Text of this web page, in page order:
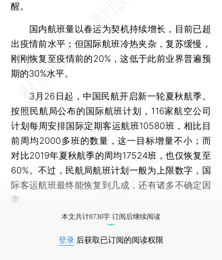
醒。
国内航班量以春运为契机持续增长，目前已超
出疫情前水平；但国际航班冷热夹杂，复苏缓慢，
刚刚恢复至疫情前的20%，这低于此前业界普遍预
期的30%水平。
3月26日起，中国民航开启新一轮夏秋航季。
按照民航局公布的国际航班计划，116家航空公司
计划每周安排国际定期客运航班10580班，相比目
前周均2000多班的数量，这一目标增量不小；而
对比2019年夏秋航季的周均17524班，也仅恢复至
60%。不过，民航局航班计划一般为上限数字，国
际客运航班最终能恢复到几成，还有诸多不确定因
素。
本文共计8730字 订阅后继续阅读
登录 后获取已订阅的阅读权限